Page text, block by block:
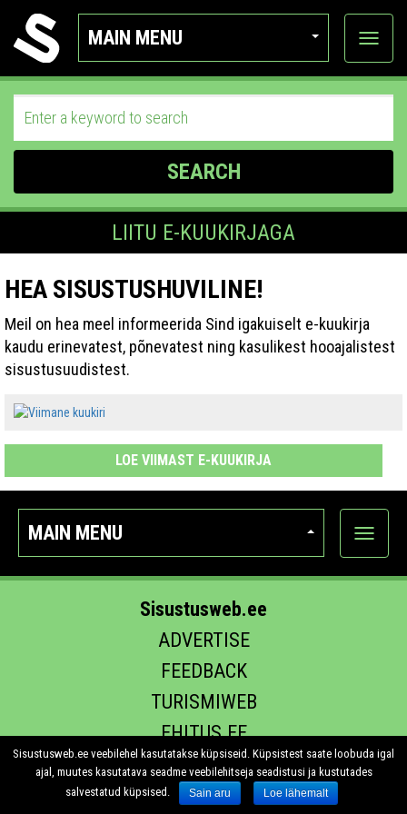
MAIN MENU
View
SEARCH
LIITU E-KUUKIRJAGA
HEA SISUSTUSHUVILINE!
Meil on hea meel informeerida Sind igakuiselt e-kuukirja
kaudu erinevatest, põnevatest ning kasulikest hooajalistest
sisustusuudistest.
LOE VIIMAST E-KUUKIRJA
MAIN MENU
Show
Sisustusweb.ee
ADVERTISE
FEEDBACK
TURISMIWEB
EHITUS.EE
Sisustusweb.ee veebilehel kasutatakse küpsiseid. Küpsistest saate loobuda igal
ajal, muutes kasutatava seadme veebilehitseja seadistusi ja kustutades
salvestatud küpsised.
Sain aru Loe lähemalt